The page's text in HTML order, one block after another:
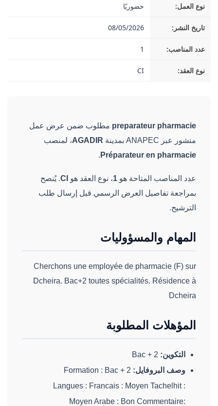
نوع العمل: حضوريًا
تاريخ النشر: 08/05/2026
عدد المناصب: 1
نوع العقد: CI
preparateur pharmacie مطلوب ضمن عرض عمل
منشور عبر ANAPEC بمدينة
AGADIR، لمنصب
Préparateur en pharmacie
.
عدد المناصب المتاحة هو 1، نوع العقد هو CI. يُنصح
بمراجعة تفاصيل العرض الرسمي قبل إرسال طلب
الترشيح.
المهام والمسؤوليات
Cherchons une employée de pharmacie (F) sur
Dcheira. Bac+2 toutes spécialités. Résidence à
Dcheira
المؤهلات المطلوبة
التكوين:
وصف البروفايل: Formation : Bac + 2
Langues : Francais : Moyen Tachelhit :
Moyen Arabe : Bon Commentaire: